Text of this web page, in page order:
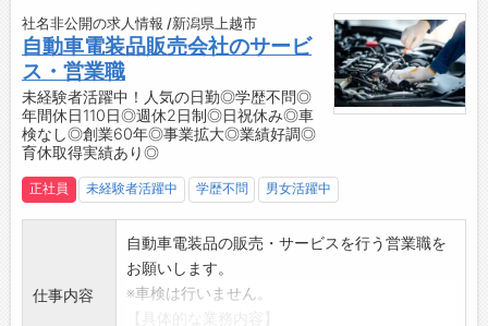
かけてくれる先輩、疲れていると笑わせてくれ
て元気を出してくれる先輩、できたときに褒め
てくれるあたたかくて優しい先輩方の背中を見
て、早く成長したいという気持ちを持って頑張
れます！
・仕事中はキビキビしている印象ですが、休憩
の時はしっかり休みながらくだらない話もして
楽しく過ごせるので、メリハリをつけて働けま
・みんながしっかりフォローし合って仕事をし
ているので、とても働きやすい職場です♪
【社風】
↓
13:00：整備・結果説明
・ベルト、パッドの交換、エンジンの不具合対
応など
◎結果説明の際に、お客様にとって役立つ少し
先の話をするよう心掛けています！
↓
17:45：終礼・帰宅
【やりがい】
・日産の顔として、お客様と信頼関係を築く大
きな喜びと、お客様の安全なカーライフを支え
社名非公開の求人情報 /新潟県上越市
自動車電装品販売会社のサービ
ス・営業職
未経験者活躍中！人気の日勤◎学歴不問◎
年間休日110日◎週休2日制◎日祝休み◎車
検なし◎創業60年◎事業拡大◎業績好調◎
育休取得実績あり◎
正社員 未経験者活躍中 学歴不問 男女活躍中
仕事内容
自動車電装品の販売・サービスを行う営業職を
お願いします。
※車検は行いません。